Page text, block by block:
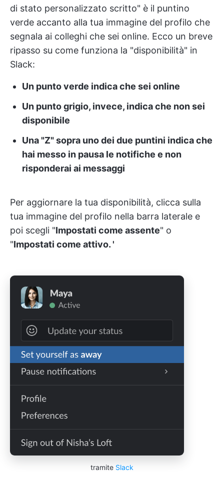
di stato personalizzato scritto" è il puntino
verde accanto alla tua immagine del profilo che
segnala ai colleghi che sei online. Ecco un breve
ripasso su come funziona la "disponibilità" in
Slack:
Un punto verde indica che sei online
Un punto grigio, invece, indica che non sei
disponibile
Una "Z" sopra uno dei due puntini indica che
hai messo in pausa le notifiche e non
risponderai ai messaggi
Per aggiornare la tua disponibilità, clicca sulla
tua immagine del profilo nella barra laterale e
poi scegli "Impostati come assente" o
"Impostati come attivo. '
tramite Slack